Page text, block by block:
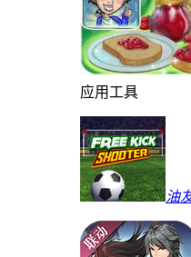
应用工具
油